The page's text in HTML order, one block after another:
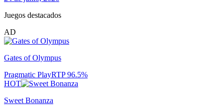
Juegos destacados
AD
Gates of Olympus
Pragmatic PlayRTP96.5%
HOT
Sweet Bonanza